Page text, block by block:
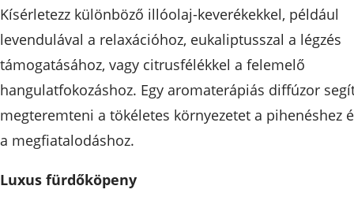
Kísérletezz különböző illóolaj-keverékekkel, például
levendulával a relaxációhoz, eukaliptusszal a légzés
támogatásához, vagy citrusfélékkel a felemelő
hangulatfokozáshoz. Egy aromaterápiás diffúzor
megteremteni a tökéletes környezetet a pihenéshez
a megfiatalodáshoz.
Luxus fürdőköpeny